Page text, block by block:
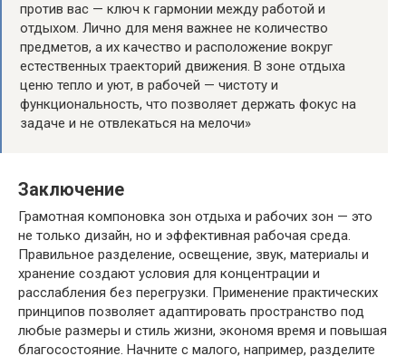
против вас — ключ к гармонии между работой и
отдыхом. Лично для меня важнее не количество
предметов, а их качество и расположение вокруг
естественных траекторий движения. В зоне отдыха
ценю тепло и уют, в рабочей — чистоту и
функциональность, что позволяет держать фокус на
задаче и не отвлекаться на мелочи»
Заключение
Грамотная компоновка зон отдыха и рабочих зон — это
не только дизайн, но и эффективная рабочая среда.
Правильное разделение, освещение, звук, материалы и
хранение создают условия для концентрации и
расслабления без перегрузки. Применение практических
принципов позволяет адаптировать пространство под
любые размеры и стиль жизни, экономя время и повышая
благосостояние. Начните с малого, например, разделите